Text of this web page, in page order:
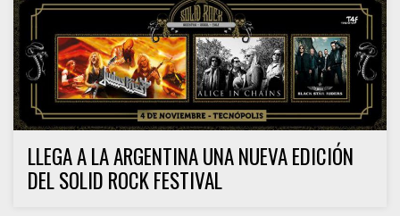
LLEGA A LA ARGENTINA UNA NUEVA EDICIÓN
DEL SOLID ROCK FESTIVAL